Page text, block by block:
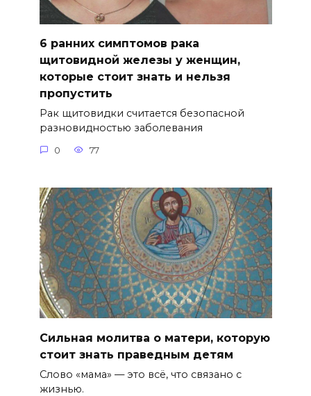
6 ранних симптомов рака
щитовидной железы у женщин,
которые стоит знать и нельзя
пропустить
Рак щитовидки считается безопасной
разновидностью заболевания
0 77
Сильная молитва о матери, которую
стоит знать праведным детям
Слово «мама» — это всё, что связано с
жизнью.